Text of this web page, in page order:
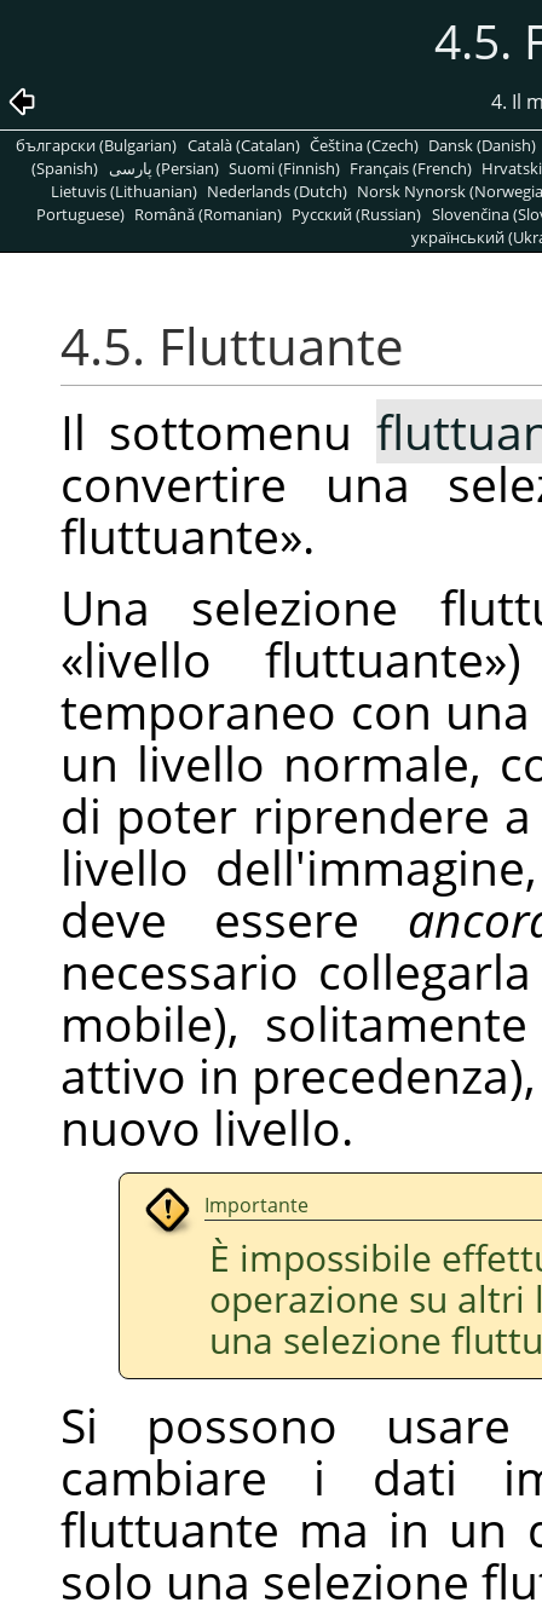
4.5.
4. Il
български (Bulgarian) Català (Catalan) Čeština (Czech) Dansk (Danish)
(Spanish)
پارسی (Persian) Suomi (Finnish) Français (French)
Lietuvis (Lithuanian) Nederlands (Dutch) Norsk Nynorsk
Portuguese) Română (Romanian) Pусский (Russian) Slovenčina
український
4.5. Fluttuante
Il sottomenu
convertire una
fluttuante».
Una selezione
«livello fluttuante»
temporaneo con
un livello normale,
di poter riprendere
livello
deve essere
necessario
mobile),
attivo in
nuovo livello.
Importante
È impossibile
operazione su
una selezione
Si possono
cambiare i dati
fluttuante ma in un
solo una selezione